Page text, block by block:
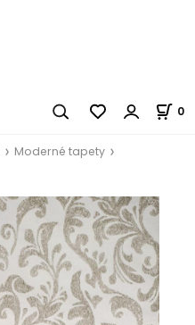
0
Moderné tapety